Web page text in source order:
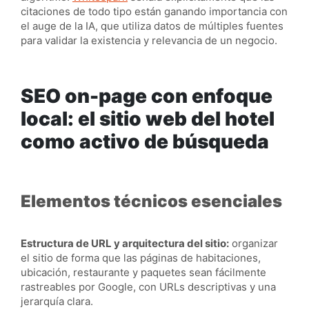
citaciones de todo tipo están ganando importancia con
el auge de la IA, que utiliza datos de múltiples fuentes
para validar la existencia y relevancia de un negocio.
SEO on-page con enfoque
local: el sitio web del hotel
como activo de búsqueda
Elementos técnicos esenciales
Estructura de URL y arquitectura del sitio: organizar
el sitio de forma que las páginas de habitaciones,
ubicación, restaurante y paquetes sean fácilmente
rastreables por Google, con URLs descriptivas y una
jerarquía clara.